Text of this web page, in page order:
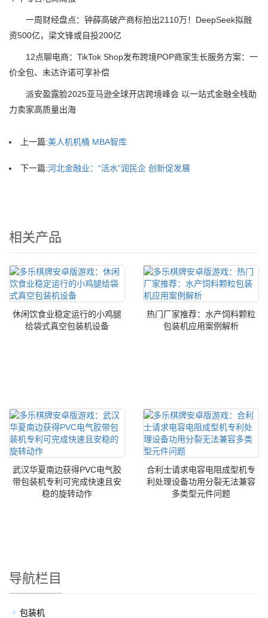
一周财经盘点：钟薛高破产商标拍出2110万！DeepSeek拟融
资500亿，梁文锋或自投200亿
12点聊电商：TikTok Shop发布跨境POP商家生长服务方案：一
价全包、未达许诺可享补偿
派安盈露脸2025亚马逊全球开店跨境峰会 以一站式金融全栈助
力卖家高质量出海
上一篇:美人机机桶 MBA智库
下一篇:河北金融业：“活水”润民企 创新促发展
相关产品
休闲饮食业稳定运行的小鸡腿
给袋式真空包装机设备
热门厂家推荐：水产饲料颗粒
包装机应用案例解析
武汉华夏南边获得PVC电气胶
带包装机专利可完成快速且安
稳的旋转动作
合利士请求电容电阻成型机专
利处理设备功用分裂无法兼容
多类型元件问题
导航栏目
包装机